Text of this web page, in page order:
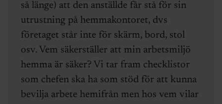
så länge) att den anställde får stå för sin
utrustning på hemmakontoret, dvs
företaget står inte för skärm, bord, stol
osv. Vem säkerställer att min arbetsmiljö
hemma är säker? Vi tar fram checklistor
som chefen ska ha som stöd för att kunna
bevilja arbete hemifrån men hos vem vilar